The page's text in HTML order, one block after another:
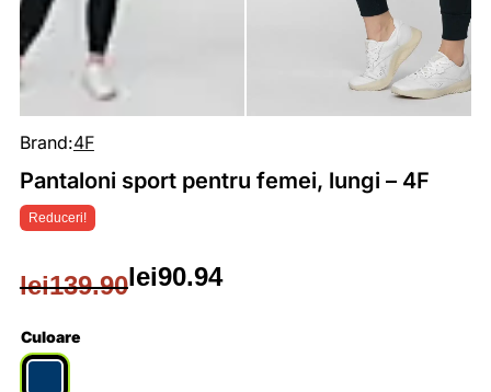
Reduceri!
Brand:4F
Pantaloni sport pentru femei, lungi – 4F
lei139.90
Prețul
inițial
lei90.94
Prețul
curent
Culoare